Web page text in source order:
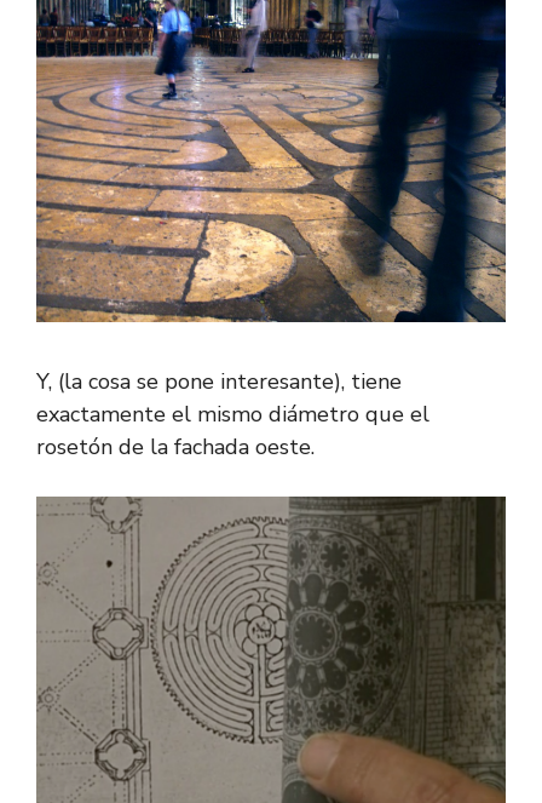
Y, (la cosa se pone interesante), tiene
exactamente el mismo diámetro que el
rosetón de la fachada oeste.